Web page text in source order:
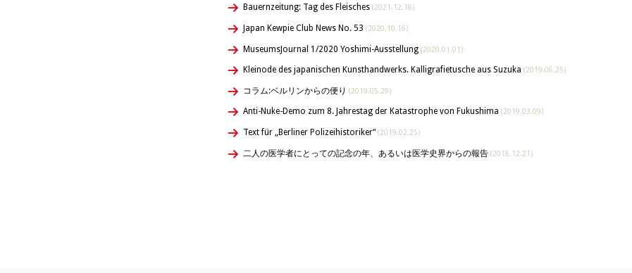
Bauernzeitung: Tag des Fleisches (2021.12.16)
Japan Kewpie Club News No. 53 (2020.10.16)
MuseumsJournal 1/2020 Yoshimi-Ausstellung (2020.01.01)
Kleinode des japanischen Kunsthandwerks. Kalligrafietusche aus Suzuka (2019.06.25)
コラム:ベルリンからの便り (2019.05.29)
Anti-Nuke-Demo zum 8. Jahrestag der Katastrophe von Fukushima (2019.03.09)
Text für „Berliner Polizeihistoriker“(2019.02.25)
二人の医学者にとっての記念の年、あるいは医学史界からの報告 (2018.12.21)